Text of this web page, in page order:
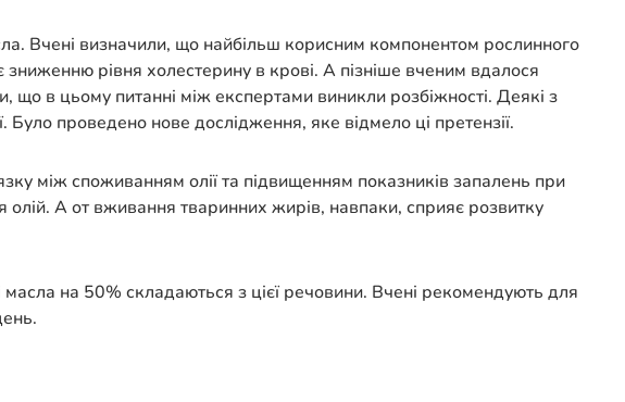
Вчені визначили, що найбільш корисним компонентом рослинного
рівня холестерину в крові. А пізніше вченим вдалося
в цьому питанні між експертами виникли розбіжності. Деякі з
проведено нове дослідження, яке відмело ці претензії.
між споживанням олії та підвищенням показників запалень при
А от вживання тваринних жирів, навпаки, сприяє розвитку
на 50% складаються з цієї речовини. Вчені рекомендують для